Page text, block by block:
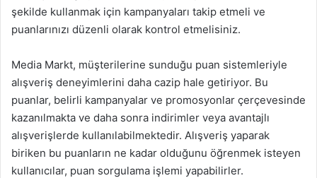
şekilde kullanmak için kampanyaları takip etmeli ve
puanlarınızı düzenli olarak kontrol etmelisiniz.
Media Markt, müşterilerine sunduğu puan sistemleriyle
alışveriş deneyimlerini daha cazip hale getiriyor. Bu
puanlar, belirli kampanyalar ve promosyonlar çerçevesinde
kazanılmakta ve daha sonra indirimler veya avantajlı
alışverişlerde kullanılabilmektedir. Alışveriş yaparak
biriken bu puanların ne kadar olduğunu öğrenmek isteyen
kullanıcılar, puan sorgulama işlemi yapabilirler.